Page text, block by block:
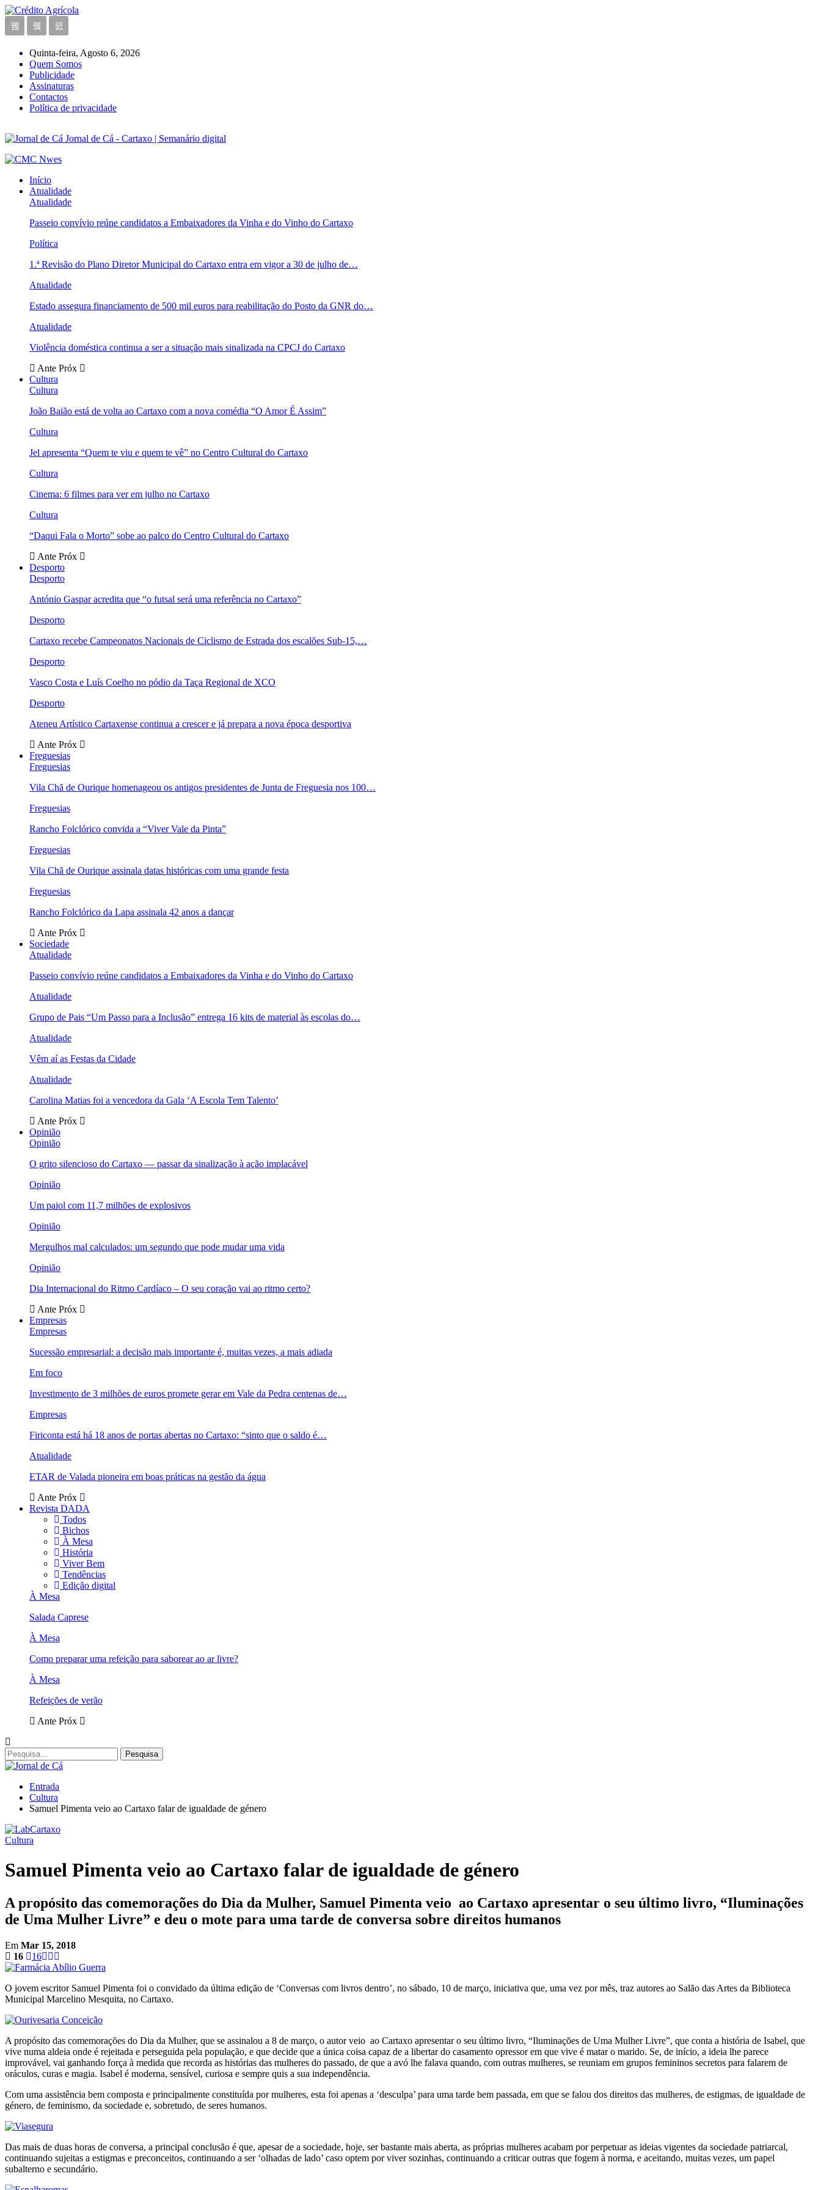
Quinta-feira, Agosto 6, 2026
Quem Somos
Publicidade
Assinaturas
Contactos
Política de privacidade
Jornal de Cá - Cartaxo | Semanário digital
Início
Atualidade
Atualidade
Passeio convívio reúne candidatos a Embaixadores da Vinha e do Vinho do Cartaxo
Política
1.ª Revisão do Plano Diretor Municipal do Cartaxo entra em vigor a 30 de julho de…
Atualidade
Estado assegura financiamento de 500 mil euros para reabilitação do Posto da GNR do…
Atualidade
Violência doméstica continua a ser a situação mais sinalizada na CPCJ do Cartaxo
Ante Próx
Cultura
Cultura
João Baião está de volta ao Cartaxo com a nova comédia “O Amor É Assim”
Cultura
Jel apresenta “Quem te viu e quem te vê” no Centro Cultural do Cartaxo
Cultura
Cinema: 6 filmes para ver em julho no Cartaxo
Cultura
“Daqui Fala o Morto” sobe ao palco do Centro Cultural do Cartaxo
Ante Próx
Desporto
Desporto
António Gaspar acredita que “o futsal será uma referência no Cartaxo”
Desporto
Cartaxo recebe Campeonatos Nacionais de Ciclismo de Estrada dos escalões Sub-15,…
Desporto
Vasco Costa e Luís Coelho no pódio da Taça Regional de XCO
Desporto
Ateneu Artístico Cartaxense continua a crescer e já prepara a nova época desportiva
Ante Próx
Freguesias
Freguesias
Vila Chã de Ourique homenageou os antigos presidentes de Junta de Freguesia nos 100…
Freguesias
Rancho Folclórico convida a “Viver Vale da Pinta”
Freguesias
Vila Chã de Ourique assinala datas históricas com uma grande festa
Freguesias
Rancho Folclórico da Lapa assinala 42 anos a dançar
Ante Próx
Sociedade
Atualidade
Passeio convívio reúne candidatos a Embaixadores da Vinha e do Vinho do Cartaxo
Atualidade
Grupo de Pais “Um Passo para a Inclusão” entrega 16 kits de material às escolas do…
Atualidade
Vêm aí as Festas da Cidade
Atualidade
Carolina Matias foi a vencedora da Gala ‘A Escola Tem Talento’
Ante Próx
Opinião
Opinião
O grito silencioso do Cartaxo — passar da sinalização à ação implacável
Opinião
Um paiol com 11,7 milhões de explosivos
Opinião
Mergulhos mal calculados: um segundo que pode mudar uma vida
Opinião
Dia Internacional do Ritmo Cardíaco – O seu coração vai ao ritmo certo?
Ante Próx
Empresas
Empresas
Sucessão empresarial: a decisão mais importante é, muitas vezes, a mais adiada
Em foco
Investimento de 3 milhões de euros promete gerar em Vale da Pedra centenas de…
Empresas
Firiconta está há 18 anos de portas abertas no Cartaxo: “sinto que o saldo é…
Atualidade
ETAR de Valada pioneira em boas práticas na gestão da água
Ante Próx
Revista DADA
Todos
Bichos
À Mesa
História
Viver Bem
Tendências
Edição digital
À Mesa
Salada Caprese
À Mesa
Como preparar uma refeição para saborear ao ar livre?
À Mesa
Refeições de verão
Ante Próx
Entrada
Cultura
Samuel Pimenta veio ao Cartaxo falar de igualdade de género
Cultura
Samuel Pimenta veio ao Cartaxo falar de igualdade de género
A propósito das comemorações do Dia da Mulher, Samuel Pimenta veio ao Cartaxo apresentar o seu último livro, “Iluminações
de Uma Mulher Livre” e deu o mote para uma tarde de conversa sobre direitos humanos
Em Mar 15, 2018
16
16
O jovem escritor Samuel Pimenta foi o convidado da última edição de ‘Conversas com livros dentro’, no sábado, 10 de março, iniciativa que, uma vez por mês, traz autores ao Salão das Artes da Biblioteca
Municipal Marcelino Mesquita, no Cartaxo.
A propósito das comemorações do Dia da Mulher, que se assinalou a 8 de março, o autor veio ao Cartaxo apresentar o seu último livro, “Iluminações de Uma Mulher Livre”, que conta a história de Isabel, que
vive numa aldeia onde é rejeitada e perseguida pela população, e que decide que a única coisa capaz de a libertar do casamento opressor em que vive é matar o marido. Se, de início, a ideia lhe parece
improvável, vai ganhando força à medida que recorda as histórias das mulheres do passado, de que a avó lhe falava quando, com outras mulheres, se reuniam em grupos femininos secretos para falarem de
oráculos, curas e magia. Isabel é moderna, sensível, curiosa e sempre quis a sua independência.
Com uma assistência bem composta e principalmente constituída por mulheres, esta foi apenas a ‘desculpa’ para uma tarde bem passada, em que se falou dos direitos das mulheres, de estigmas, de igualdade de
género, de feminismo, da sociedade e, sobretudo, de seres humanos.
Das mais de duas horas de conversa, a principal conclusão é que, apesar de a sociedade, hoje, ser bastante mais aberta, as próprias mulheres acabam por perpetuar as ideias vigentes da sociedade patriarcal,
continuando sujeitas a estigmas e preconceitos, continuando a ser ‘olhadas de lado’ caso optem por viver sozinhas, continuando a criticar outras que fogem à norma, e aceitando, muitas vezes, um papel
subalterno e secundário.